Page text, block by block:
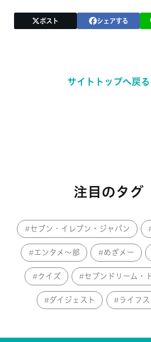
ポスト シェアする
サイトトップへ戻る
注目のタグ
セブン‐イレブン・ジャパン
エンタメ～部 めざメー
クイズ セブンドリーム・
ダイジェスト ライフ